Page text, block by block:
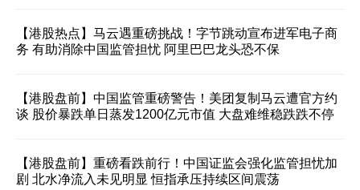
【港股热点】马云遇重磅挑战！字节跳动宣布进军电子商
务 有助消除中国监管担忧 阿里巴巴龙头恐不保
【港股盘前】中国监管重磅警告！美团复制马云遭官方约
谈 股价暴跌单日蒸发1200亿元市值 大盘难维稳跌跌不停
【港股盘前】重磅看跌前行！中国证监会强化监管担忧加
剧 北水净流入未见明显 恒指承压持续区间震荡